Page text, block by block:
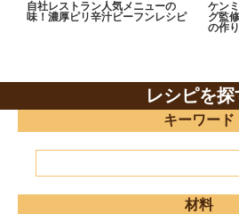
自社レストラン人気メニューの
味！濃厚ピリ辛汁ビーフンレシピ
ケン
グ監
の作り
レシピを探
キーワード
材料